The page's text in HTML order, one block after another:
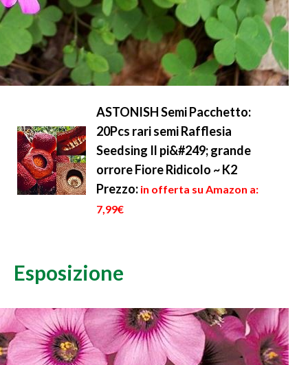
ASTONISH Semi Pacchetto:
20Pcs rari semi Rafflesia
Seedsing Il pi&#249; grande
orrore Fiore Ridicolo ~ K2
Prezzo: in offerta su Amazon a:
7,99€
Esposizione